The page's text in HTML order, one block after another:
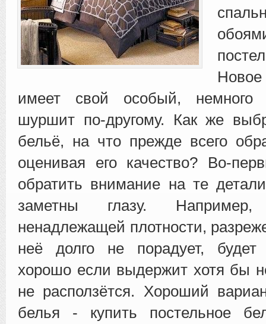
имеет свой особый, немного
шуршит по-другому. Как же
бельё, на что прежде всего
оценивая его качество? Во-
обратить внимание на те
заметны глазу.
ненадлежащей плотности,
неё долго не порадует, будет
хорошо если выдержит хотя бы
не расползётся. Хороший
белья - купить постельное